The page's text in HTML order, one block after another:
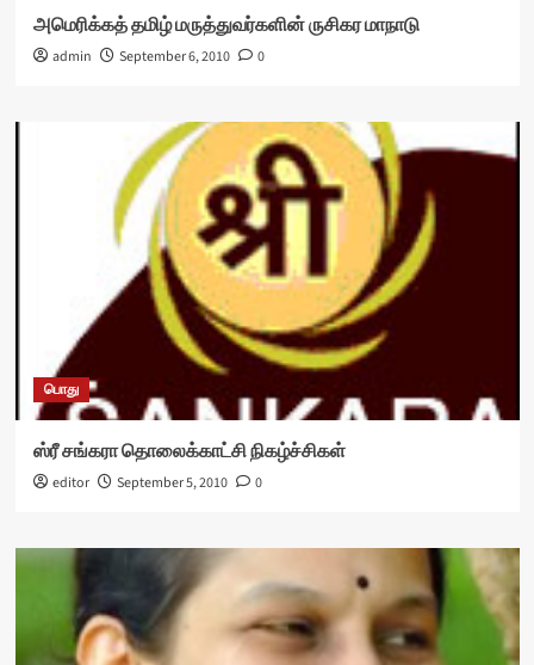
அமெரிக்கத் தமிழ் மருத்துவர்களின் ருசிகர மாநாடு
admin September 6, 2010 0
பொது
ஸ்ரீ சங்கரா தொலைக்காட்சி நிகழ்ச்சிகள்
editor September 5, 2010 0